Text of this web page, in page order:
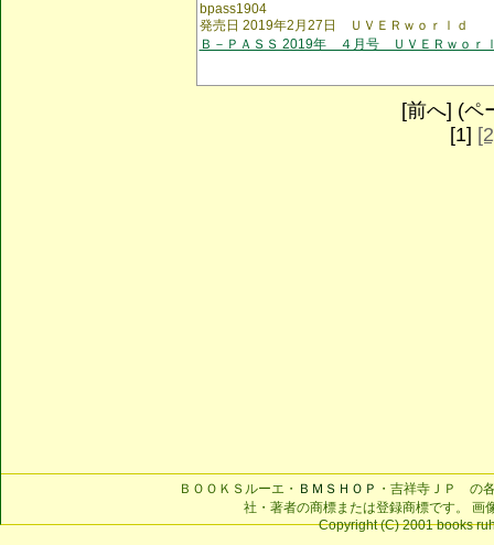
bpass1904
発売日 2019年2月27日 ＵＶＥＲｗｏｒｌｄ
Ｂ－ＰＡＳＳ 2019年 ４月号 ＵＶＥＲｗｏｒ
[前へ] (ペ
[1]
ＢＯＯＫＳルーエ・ ＢＭＳＨＯＰ ・吉祥寺ＪＰ の
社・著者の商標または登録商標です。 画
Copyright (C) 2001 books